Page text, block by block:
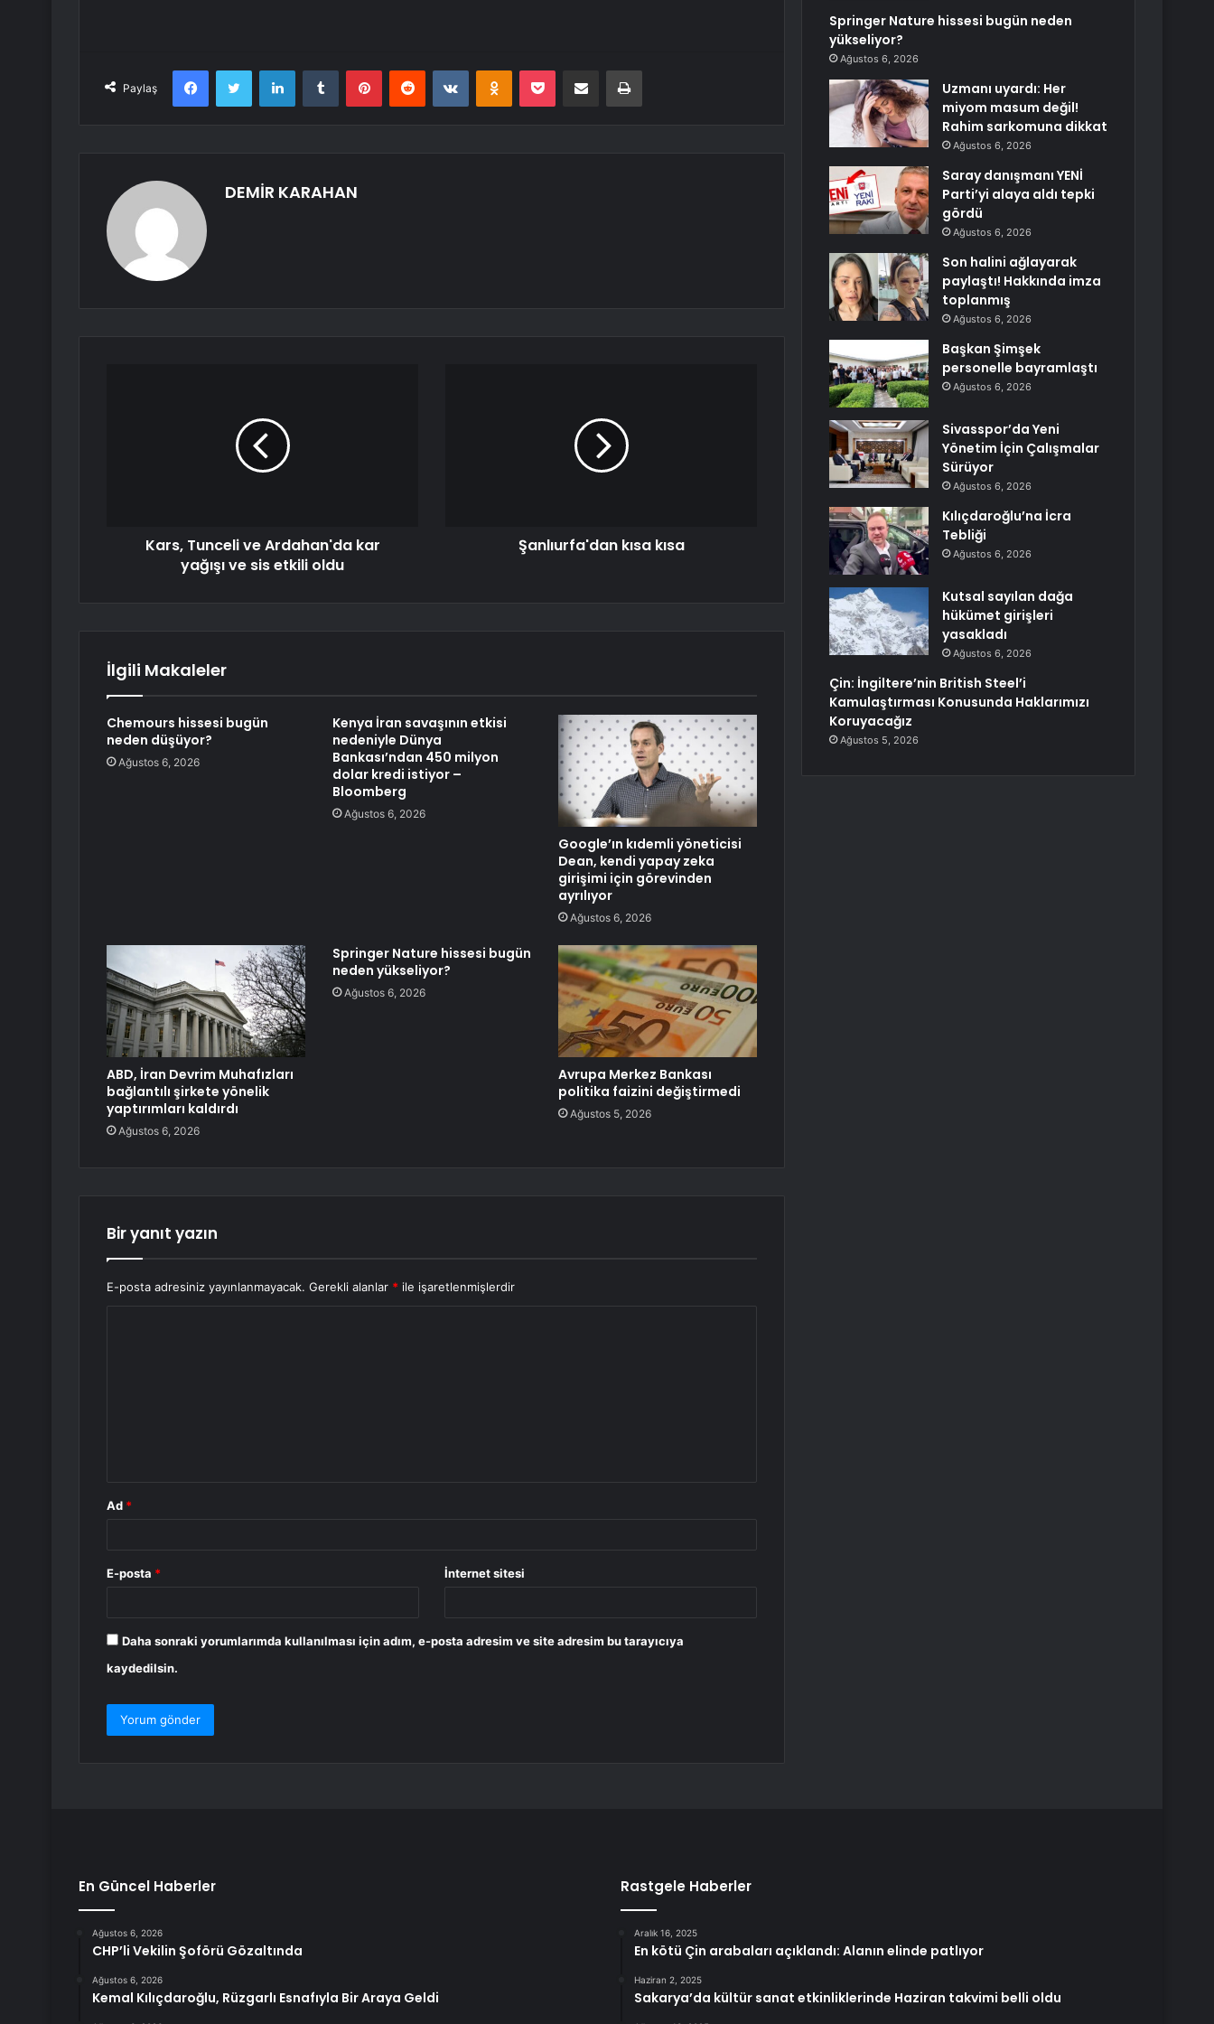
Paylaş
FacebookTwitter LinkedInTumblr PinterestReddit VKontakteOdnoklassniki
Pocket E-Posta ile paylaş Yazdır
DEMİR KARAHAN
Kars, Tunceli ve Ardahan'da kar
yağışı ve sis etkili oldu
Şanlıurfa'dan kısa kısa
İlgili Makaleler
Chemours hissesi bugün
neden düşüyor?
Ağustos 6, 2026
Kenya İran savaşının etkisi
nedeniyle Dünya
Bankası’ndan 450 milyon
dolar kredi istiyor –
Bloomberg
Ağustos 6, 2026
Google’ın kıdemli yöneticisi
Dean, kendi yapay zeka
girişimi için görevinden
ayrılıyor
Ağustos 6, 2026
ABD, İran Devrim Muhafızları
bağlantılı şirkete yönelik
yaptırımları kaldırdı
Ağustos 6, 2026
Springer Nature hissesi bugün
neden yükseliyor?
Ağustos 6, 2026
Avrupa Merkez Bankası
politika faizini değiştirmedi
Ağustos 5, 2026
Bir yanıt yazın
E-posta adresiniz yayınlanmayacak. Gerekli alanlar * ile işaretlenmişlerdir
Ad *
E-posta * İnternet sitesi
Daha sonraki yorumlarımda kullanılması için adım, e-posta adresim ve site adresim bu tarayıcıya
kaydedilsin.
Springer Nature hissesi bugün neden
yükseliyor?
Ağustos 6, 2026
Uzmanı uyardı: Her
miyom masum değil!
Rahim sarkomuna dikkat
Ağustos 6, 2026
Saray danışmanı YENİ
Parti’yi alaya aldı tepki
gördü
Ağustos 6, 2026
Son halini ağlayarak
paylaştı! Hakkında imza
toplanmış
Ağustos 6, 2026
Başkan Şimşek
personelle bayramlaştı
Ağustos 6, 2026
Sivasspor’da Yeni
Yönetim İçin Çalışmalar
Sürüyor
Ağustos 6, 2026
Kılıçdaroğlu’na İcra
Tebliği
Ağustos 6, 2026
Kutsal sayılan dağa
hükümet girişleri
yasakladı
Ağustos 6, 2026
Çin: İngiltere’nin British Steel’i
Kamulaştırması Konusunda Haklarımızı
Koruyacağız
Ağustos 5, 2026
En Güncel Haberler
Ağustos 6, 2026
CHP’li Vekilin Şoförü Gözaltında
Ağustos 6, 2026
Kemal Kılıçdaroğlu, Rüzgarlı Esnafıyla Bir Araya Geldi
Rastgele Haberler
Aralık 16, 2025
En kötü Çin arabaları açıklandı: Alanın elinde patlıyor
Haziran 2, 2025
Sakarya’da kültür sanat etkinliklerinde Haziran takvimi belli oldu